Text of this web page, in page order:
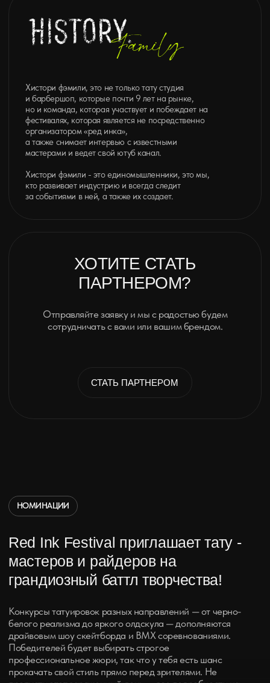
Политика конфиденциальности
Договор оферты
ИП Евдокимов Вячеслав Николаевич
Разработка сайта